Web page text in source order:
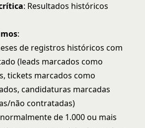
: Resultados históricos
:
de registros históricos com
(leads marcados como
tickets marcados como
candidaturas marcadas
não contratadas)
de 1.000 ou mais